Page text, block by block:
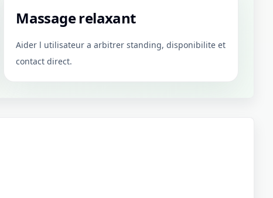
Massage relaxant
Aider l utilisateur a arbitrer standing, disponibilite et
contact direct.